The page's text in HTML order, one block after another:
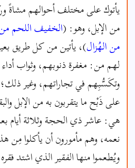
يأتوك على مختلف أحوالهم مشاةً
من الإبل، وهو: (الخفيف اللحم من
من الهُزال)، يأتين من كل طريق
لهم من: مغفرة ذنوبهم، وثواب
وتكَسُّبِهم في تجاراتهم، وغير ذلك؛
على ذَبْح ما يتقربون به من الإبل
هي: عاشر ذي الحجة وثلاثة أيام
نعمه، وهم مأمورون أن يأكلوا مِن
ويُطعموا منها الفقير الذي اشتد